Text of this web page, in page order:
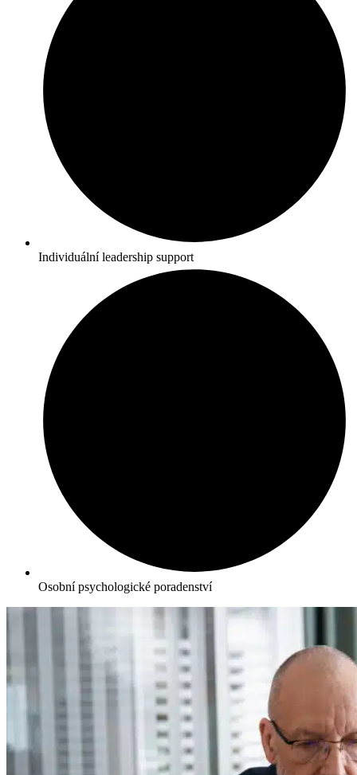
Individuální leadership support
Osobní psychologické poradenství